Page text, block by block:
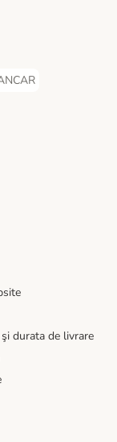
Payment
şi durata de livrare